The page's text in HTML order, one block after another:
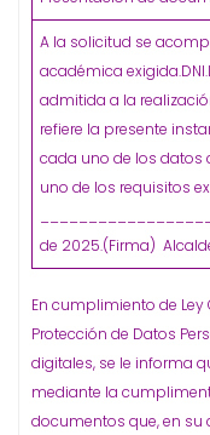
A la solicitud se
académica
admitida a la
refiere la presente
cada uno de los datos
uno de los requisitos
de 2025.(Firma)
En cumplimiento de Ley
Protección de Datos
digitales, se le informa
mediante la
documentos que, en su